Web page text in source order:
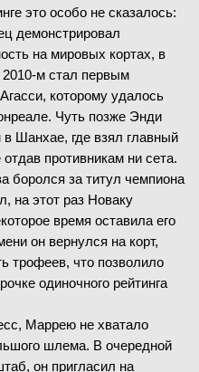
это особо не сказалось:
демонстрировал
на мировых кортах, в
м стал первым
которому удалось
Чуть позже Энди
Шанхае, где взял главный
противникам ни сета.
боролся за титул чемпиона
на этот раз Новаку
время оставила его
он вернулся на корт,
трофеев, что позволило
одиночного рейтинга
Маррею не хватало
шлема. В очередной
он пригласил на